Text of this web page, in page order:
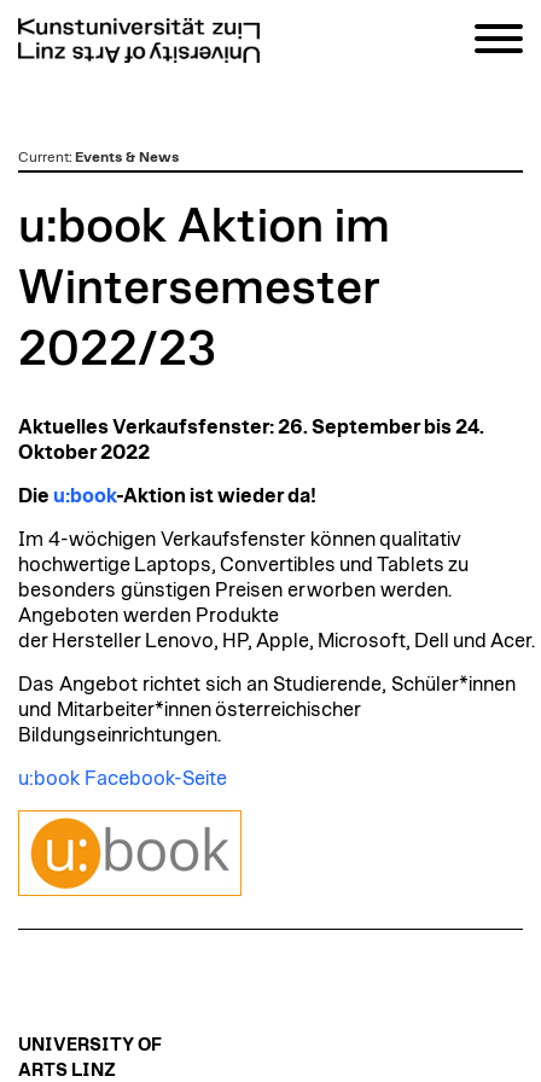
zumCurrent: Events & News
u:book Aktion im
Wintersemester
2022/23
Aktuelles Verkaufsfenster: 26. September bis 24.
Oktober 2022
Die u:book-Aktion ist wieder da!
Im 4-wöchigen Verkaufsfenster können qualitativ
hochwertige Laptops, Convertibles und Tablets zu
besonders günstigen Preisen erworben werden.
Angeboten werden Produkte
der Hersteller Lenovo, HP, Apple, Microsoft, Dell und Acer.
Das Angebot richtet sich an Studierende, Schüler*innen
und Mitarbeiter*innen österreichischer
Bildungseinrichtungen.
u:book Facebook-Seite
UNIVERSITY OF
ARTS LINZ